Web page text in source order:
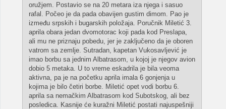
oružjem. Postavio se na 20 metara iza njega i sasuo
rafal. Počeo je da pada obavijen gustim dimom. Pao je
između srpskih i bugarskih položaja. Poručnik Miletić 3.
aprila obara jedan dvomotorac koji pada kod Preslapa,
ali mu ne priznaju pobedu, jer je zaključeno da je oboren
vatrom sa zemlje. Sutradan, kapetan Vukosavljević je
imao borbu sa jednim Albatrasom, u kojoj je njegov avion
dobio 5 metaka. U to vreme eskadrila je bila veoma
aktivna, pa je na početku aprila imala 6 gonjenja u
kojima je bilo četiri borbe. Miletić opet vodi borbu 6.
aprila sa nemačkim Albatrasom kod Subotskog, ali bez
posledica. Kasnije će kuražni Miletić postati najuspešniji